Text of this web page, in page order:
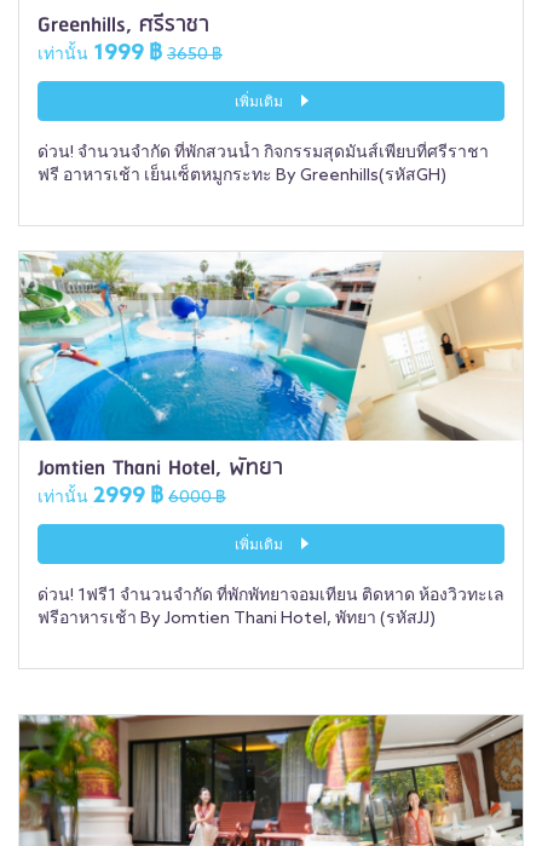
Greenhills, ศรีราชา
เท่านั้น 1999 ฿ 3650 ฿
เพิ่มเติม
ด่วน! จำนวนจำกัด ที่พักสวนน้ำ กิจกรรมสุดมันส์เพียบที่ศรีราชา
ฟรี อาหารเช้า เย็นเซ็ตหมูกระทะ By Greenhills(รหัสGH)
Jomtien Thani Hotel, พัทยา
เท่านั้น 2999 ฿ 6000 ฿
เพิ่มเติม
ด่วน! 1ฟรี1 จำนวนจำกัด ที่พักพัทยาจอมเทียน ติดหาด ห้องวิวทะเล
ฟรีอาหารเช้า By Jomtien Thani Hotel, พัทยา (รหัสJJ)